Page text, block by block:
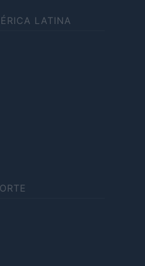
LATINA